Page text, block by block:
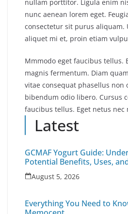
nullam porttitor. Ligula enim
nunc aenean lorem eget.
consectetur sit purus aliquam.
aliquet mi et, proin etiam
Mmmodo eget faucibus tellus.
magnis fermentum. Diam
vitae consequat phasellus non
bibendum odio libero. Cursus
faucibus tellus. Eget netus
Latest
GCMAF Yogurt Guide:
Potential Benefits, Uses,
Health Factors
August 5, 2026
Everything You Need to